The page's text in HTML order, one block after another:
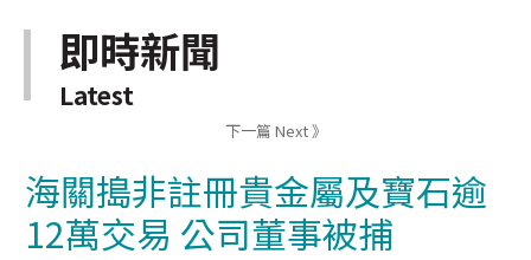
即時新聞
Latest
下一篇 Next 》
海關搗非註冊貴金屬及寶石逾
12萬交易 公司董事被捕